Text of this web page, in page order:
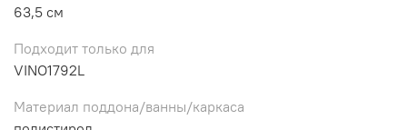
63,5 см
Подходит только для
VINO1792L
Материал поддона/ванны/каркаса